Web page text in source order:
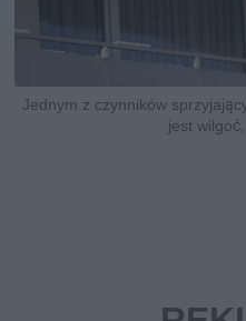
Jednym z czynników
jest